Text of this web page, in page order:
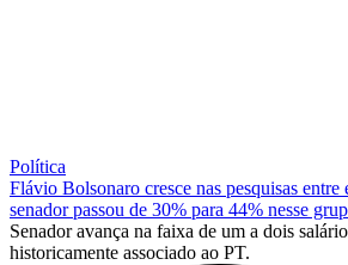
Política
Flávio Bolsonaro cresce nas pesquisas entre
senador passou de 30% para 44% nesse
Senador avança na faixa de um a dois
historicamente associado ao PT.